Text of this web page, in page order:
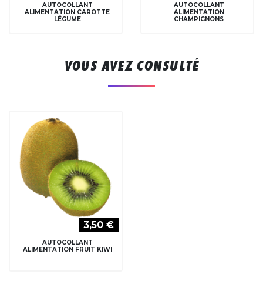
AUTOCOLLANT
ALIMENTATION CAROTTE
LÉGUME
AUTOCOLLANT
ALIMENTATION
CHAMPIGNONS
VOUS AVEZ CONSULTÉ
3,50 €
AUTOCOLLANT
ALIMENTATION FRUIT KIWI